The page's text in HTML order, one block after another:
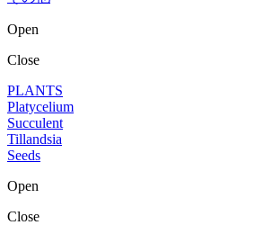
Open
Close
PLANTS
Platycelium
Succulent
Tillandsia
Seeds
Open
Close